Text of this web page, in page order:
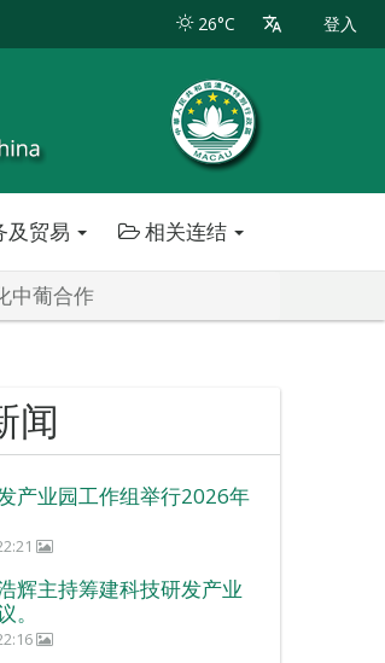
26°C 登入
贸易 相关连结
中葡合作
闻
产业园工作组举行2026年
辉主持筹建科技研发产业
。